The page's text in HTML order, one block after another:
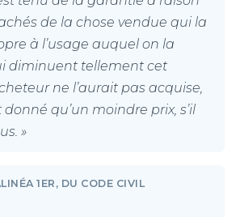
de la chose vendue qui la
à l’usage auquel on la
diminuent tellement cet
ne l’aurait pas acquise,
qu’un moindre prix, s’il
»
1ER, DU CODE CIVIL